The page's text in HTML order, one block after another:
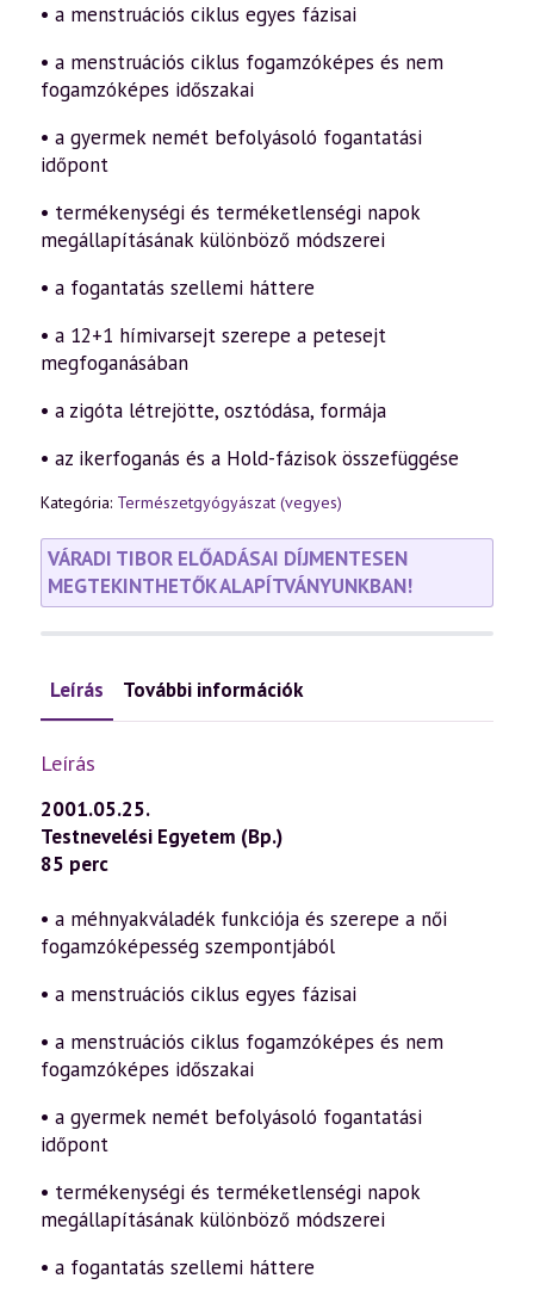
• a menstruációs ciklus egyes fázisai
• a menstruációs ciklus fogamzóképes és nem
fogamzóképes időszakai
• a gyermek nemét befolyásoló fogantatási
időpont
• termékenységi és terméketlenségi napok
megállapításának különböző módszerei
• a fogantatás szellemi háttere
• a 12+1 hímivarsejt szerepe a petesejt
megfoganásában
• a zigóta létrejötte, osztódása, formája
• az ikerfoganás és a Hold-fázisok összefüggése
Kategória: Természetgyógyászat (vegyes)
VÁRADI TIBOR ELŐADÁSAI DÍJMENTESEN
MEGTEKINTHETŐK ALAPÍTVÁNYUNKBAN!
Leírás További információk
Leírás
2001.05.25.
Testnevelési Egyetem (Bp.)
85 perc
• a méhnyakváladék funkciója és szerepe a női
fogamzóképesség szempontjából
• a menstruációs ciklus egyes fázisai
• a menstruációs ciklus fogamzóképes és nem
fogamzóképes időszakai
• a gyermek nemét befolyásoló fogantatási
időpont
• termékenységi és terméketlenségi napok
megállapításának különböző módszerei
• a fogantatás szellemi háttere